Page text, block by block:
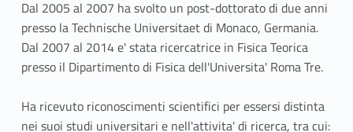
Dal 2005 al 2007 ha svolto un post-dottorato di due anni
presso la Technische Universitaet di Monaco, Germania.
Dal 2007 al 2014 e' stata ricercatrice in Fisica Teorica
presso il Dipartimento di Fisica dell'Universita' Roma Tre.
Ha ricevuto riconoscimenti scientifici per essersi distinta
nei suoi studi universitari e nell'attivita' di ricerca, tra cui: